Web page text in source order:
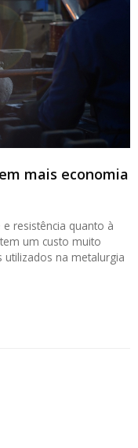
mais economia
resistência quanto à
um custo muito
na metalurgia